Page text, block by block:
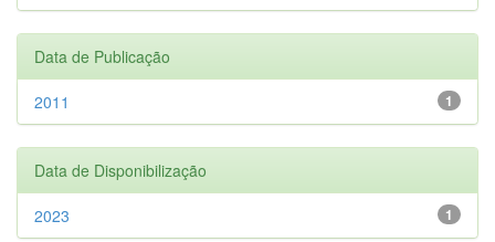
Data de Publicação
1
2011
Data de Disponibilização
1
2023